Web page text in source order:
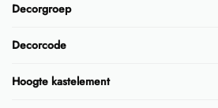
Decorgroep
Decorcode
Hoogte kastelement